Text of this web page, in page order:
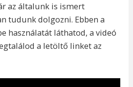
az általunk is ismert
tudunk dolgozni. Ebben a
használatát láthatod, a videó
a letöltő linket az